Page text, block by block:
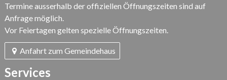
Termine ausserhalb der offiziellen Öffnungszeiten sind auf
Anfrage möglich.
Vor Feiertagen gelten spezielle Öffnungszeiten.
Anfahrt zum Gemeindehaus
Services